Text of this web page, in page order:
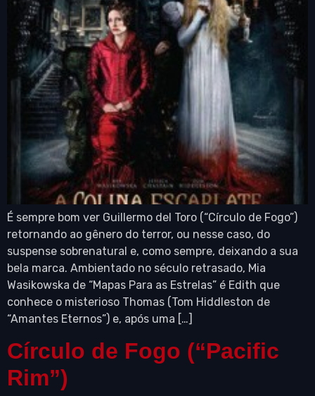
É sempre bom ver Guillermo del Toro (“Círculo de Fogo”)
retornando ao gênero do terror, ou nesse caso, do
suspense sobrenatural e, como sempre, deixando a sua
bela marca. Ambientado no século retrasado, Mia
Wasikowska de “Mapas Para as Estrelas” é Edith que
conhece o misterioso Thomas (Tom Hiddleston de
“Amantes Eternos”) e, após uma […]
Círculo de Fogo (“Pacific
Rim”)